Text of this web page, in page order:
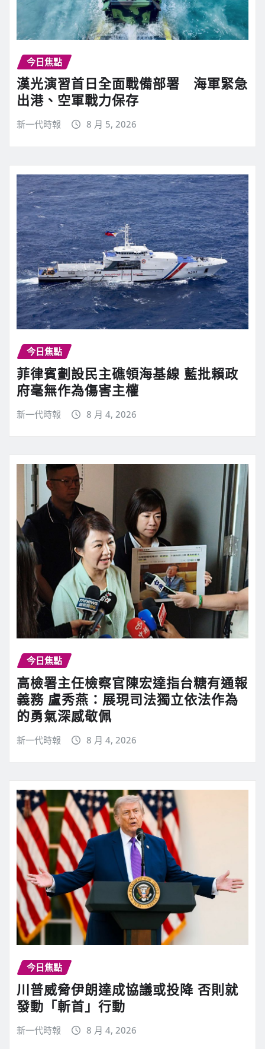
今日焦點
漢光演習首日全面戰備部署 海軍緊急
出港、空軍戰力保存
新一代時報 8 月 5, 2026
今日焦點
菲律賓劃設民主礁領海基線 藍批賴政
府毫無作為傷害主權
新一代時報 8 月 4, 2026
今日焦點
高檢署主任檢察官陳宏達指台糖有通報
義務 盧秀燕：展現司法獨立依法作為
的勇氣深感敬佩
新一代時報 8 月 4, 2026
今日焦點
川普威脅伊朗達成協議或投降 否則就
發動「斬首」行動
新一代時報 8 月 4, 2026